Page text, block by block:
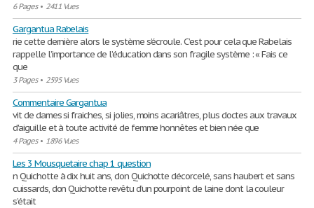
6 Pages• 2411 Vues
Gargantua Rabelais
rie cette dernière alors le système s’écroule. C’est pour cela que Rabelais
rappelle l’importance de l’éducation dans son fragile système : « Fais ce
que
3 Pages• 2595 Vues
Commentaire Gargantua
vit de dames si fraiches, si jolies, moins acariâtres, plus doctes aux travaux
d'aiguille et à toute activité de femme honnêtes et bien née que
4 Pages• 1896 Vues
Les 3 Mousquetaire chap 1 question
n Quichotte à dix huit ans, don Quichotte décorcelé, sans haubert et sans
cuissards, don Quichotte revêtu d’un pourpoint de laine dont la couleur
s’était